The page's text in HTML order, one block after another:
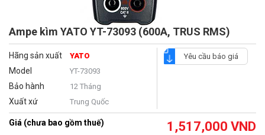
Ampe kìm YATO YT-73093 (600A, TRUS RMS)
Hãng sản xuất YATO
Model YT-73093
Bảo hành 12 Tháng
Xuất xứ Trung Quốc
Yêu cầu báo giá
Giá (chưa bao gồm thuế) 1,517,000 VND